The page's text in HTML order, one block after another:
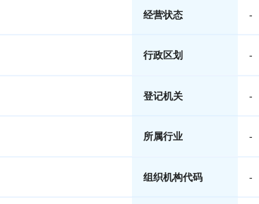
经营状态 -
行政区划 -
登记机关 -
所属行业 -
组织机构代码 -